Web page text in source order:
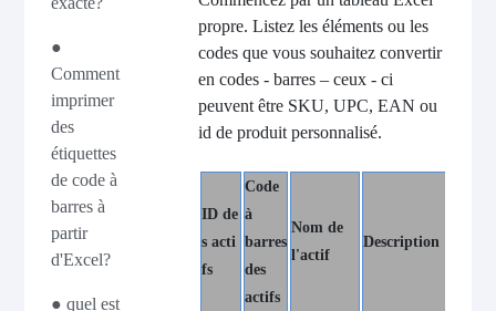
●
Comment
imprimer
des
étiquettes
de code à
barres à
partir
d'Excel?
● quel est
propre. Listez les éléments ou les
codes que vous souhaitez convertir
en codes - barres – ceux - ci
peuvent être SKU, UPC, EAN ou
id de produit personnalisé.
ID de
s acti
fs
Code
à
barres
des
actifs
Nom de
l'actif
Description